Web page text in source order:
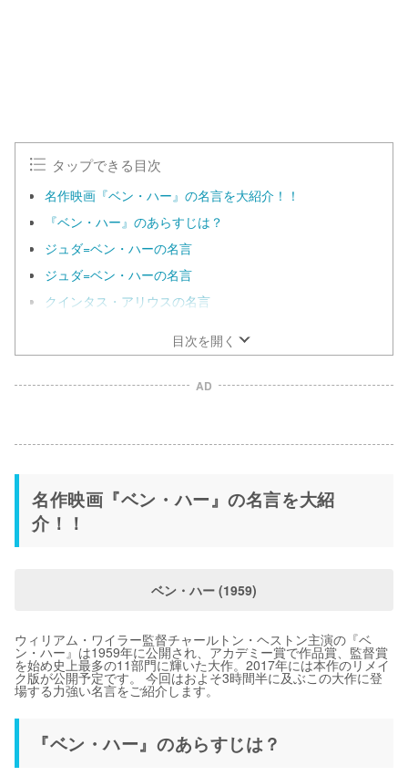
タップできる目次
名作映画『ベン・ハー』の名言を大紹介！！
『ベン・ハー』のあらすじは？
ジュダ=ベン・ハーの名言
ジュダ=ベン・ハーの名言
クインタス・アリウスの名言
目次を開く
AD
名作映画『ベン・ハー』の名言を大紹
介！！
ベン・ハー (1959)
ウィリアム・ワイラー監督チャールトン・ヘストン主演の『ベ
ン・ハー』は1959年に公開され、アカデミー賞で作品賞、監督賞
を始め史上最多の11部門に輝いた大作。2017年には本作のリメイ
ク版が公開予定です。 今回はおよそ3時間半に及ぶこの大作に登
場する力強い名言をご紹介します。
『ベン・ハー』のあらすじは？